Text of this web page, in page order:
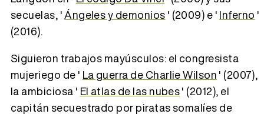
secuelas, 'Ángeles y demonios' (2009) e 'Inferno '
(2016).
Siguieron trabajos mayúsculos: el congresista
mujeriego de ' La guerra de Charlie Wilson' (2007),
la ambiciosa ' El atlas de las nubes' (2012), el
capitán secuestrado por piratas somalíes de